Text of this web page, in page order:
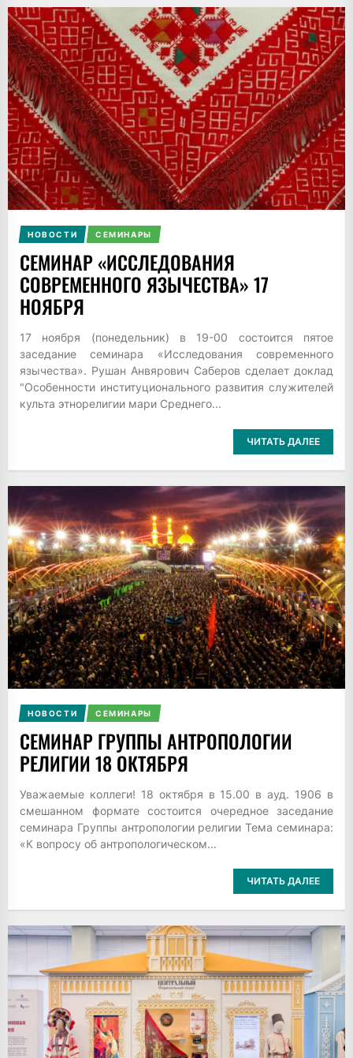
НОВОСТИ СЕМИНАРЫ
СЕМИНАР «ИССЛЕДОВАНИЯ
СОВРЕМЕННОГО ЯЗЫЧЕСТВА» 17
НОЯБРЯ
17 ноября (понедельник) в 19-00 состоится пятое
заседание семинара «Исследования современного
язычества». Рушан Анвярович Саберов сделает доклад
"Особенности институционального развития служителей
культа этнорелигии мари Среднего...
ЧИТАТЬ ДАЛЕЕ
НОВОСТИ СЕМИНАРЫ
СЕМИНАР ГРУППЫ АНТРОПОЛОГИИ
РЕЛИГИИ 18 ОКТЯБРЯ
Уважаемые коллеги! 18 октября в 15.00 в ауд. 1906 в
смешанном формате состоится очередное заседание
семинара Группы антропологии религии Тема семинара:
«К вопросу об антропологическом...
ЧИТАТЬ ДАЛЕЕ